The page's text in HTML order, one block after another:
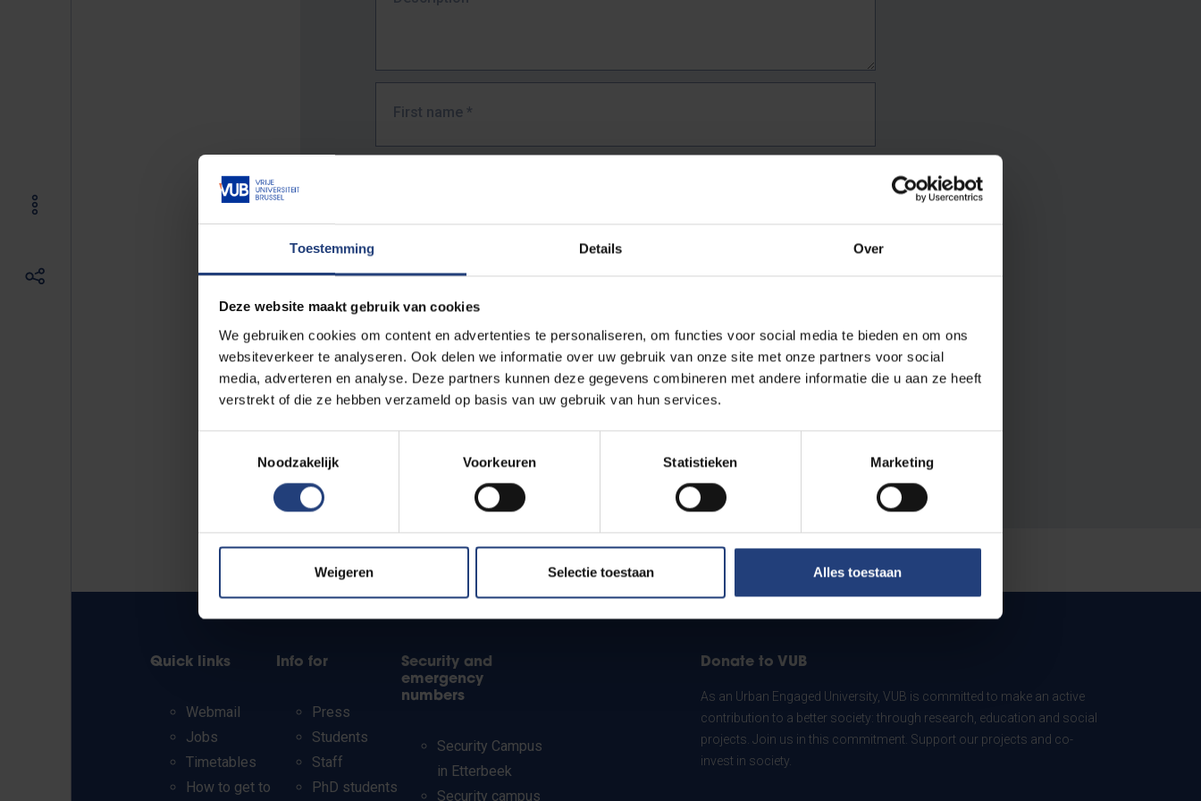
Toestemming Details Over
Deze website maakt gebruik van cookies
We gebruiken cookies om content en advertenties te personaliseren, om functies voor social media te bieden en om ons
websiteverkeer te analyseren. Ook delen we informatie over uw gebruik van onze site met onze partners voor social
media, adverteren en analyse. Deze partners kunnen deze gegevens combineren met andere informatie die u aan ze heeft
verstrekt of die ze hebben verzameld op basis van uw gebruik van hun services.
Noodzakelijk
Voorkeuren Statistieken Marketing
Weigeren Selectie toestaan Alles toestaan
First name *
The full URL of the page where you encountered the error.
E.g. https://www.vub.be/nl/studeren-aan-de-vub/alle-opleidingen
Quick links
Webmail
Jobs
Timetables
How to get to
Info for
Press
Students
Staff
PhD students
Security and
emergency
numbers
Security Campus
in Etterbeek
Security campus
Donate to VUB
As an Urban Engaged University, VUB is committed to make an active
contribution to a better society: through research, education and social
projects. Join us in this commitment. Support our projects and co-
invest in society.